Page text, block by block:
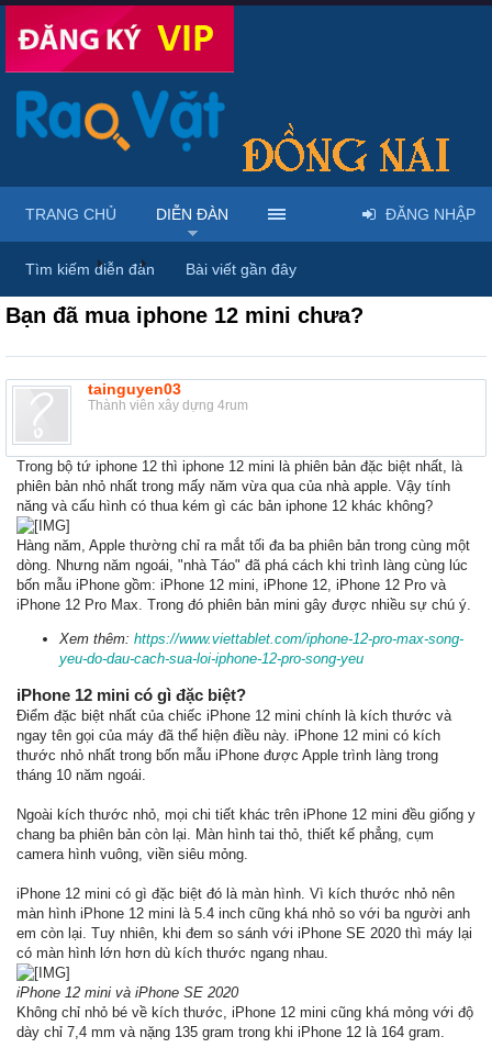
Diễn đàn ... Mua bán & sửa điện thoại
Bạn đã mua iphone 12 mini chưa?
tainguyen03
Thành viên xây dựng 4rum
Trong bộ tứ iphone 12 thì iphone 12 mini là phiên bản đặc biệt nhất, là
phiên bản nhỏ nhất trong mấy năm vừa qua của nhà apple. Vậy tính
năng và cấu hình có thua kém gì các bản iphone 12 khác không?
Hàng năm, Apple thường chỉ ra mắt tối đa ba phiên bản trong cùng một
dòng. Nhưng năm ngoái, "nhà Táo" đã phá cách khi trình làng cùng lúc
bốn mẫu iPhone gồm: iPhone 12 mini, iPhone 12, iPhone 12 Pro và
iPhone 12 Pro Max. Trong đó phiên bản mini gây được nhiều sự chú ý.
Xem thêm: https://www.viettablet.com/iphone-12-pro-max-song-
yeu-do-dau-cach-sua-loi-iphone-12-pro-song-yeu
iPhone 12 mini có gì đặc biệt?
Điểm đặc biệt nhất của chiếc iPhone 12 mini chính là kích thước và
ngay tên gọi của máy đã thể hiện điều này. iPhone 12 mini có kích
thước nhỏ nhất trong bốn mẫu iPhone được Apple trình làng trong
tháng 10 năm ngoái.
Ngoài kích thước nhỏ, mọi chi tiết khác trên iPhone 12 mini đều giống y
chang ba phiên bản còn lại. Màn hình tai thỏ, thiết kế phẳng, cụm
camera hình vuông, viền siêu mỏng.
iPhone 12 mini có gì đặc biệt đó là màn hình. Vì kích thước nhỏ nên
màn hình iPhone 12 mini là 5.4 inch cũng khá nhỏ so với ba người anh
em còn lại. Tuy nhiên, khi đem so sánh với iPhone SE 2020 thì máy lại
có màn hình lớn hơn dù kích thước ngang nhau.
iPhone 12 mini và iPhone SE 2020
Không chỉ nhỏ bé về kích thước, iPhone 12 mini cũng khá mỏng với độ
dày chỉ 7,4 mm và nặng 135 gram trong khi iPhone 12 là 164 gram.
TRANG CHỦ DIỄN ĐÀN
Tìm kiếm diễn đàn Bài viết gần đây
ĐĂNG NHẬP